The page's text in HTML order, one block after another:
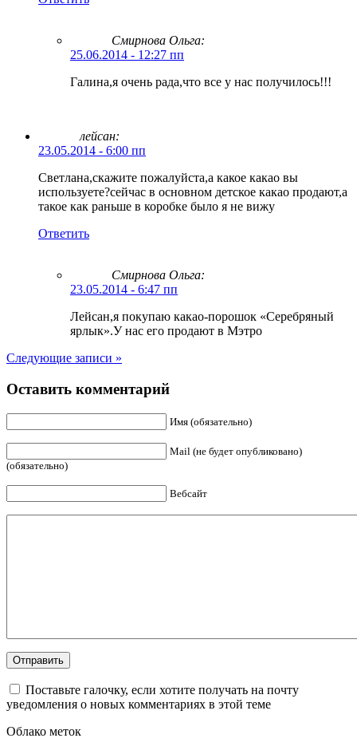
Смирнова Ольга:
25.06.2014 - 12:27 пп
Галина,я очень рада,что все у нас получилось!!!
лейсан:
23.05.2014 - 6:00 пп
Светлана,скажите пожалуйста,а какое какао вы
используете?сейчас в основном детское какао продают,а
такое как раньше в коробке было я не вижу
Ответить
Смирнова Ольга:
23.05.2014 - 6:47 пп
Лейсан,я покупаю какао-порошок «Серебряный
ярлык».У нас его продают в Мэтро
Следующие записи »
Оставить комментарий
Имя (обязательно)
Mail (не будет опубликовано)
(обязательно)
Вебсайт
Поставьте галочку, если хотите получать на почту
уведомления о новых комментариях в этой теме
Облако меток